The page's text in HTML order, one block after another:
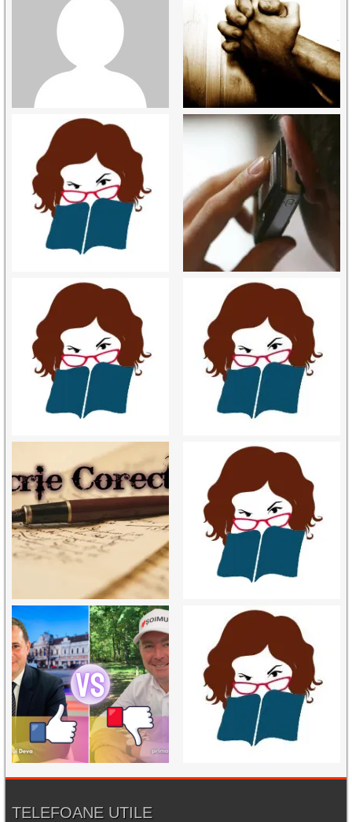
TELEFOANE UTILE